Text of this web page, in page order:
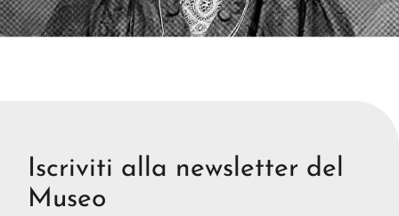
Iscriviti alla newsletter del
Museo